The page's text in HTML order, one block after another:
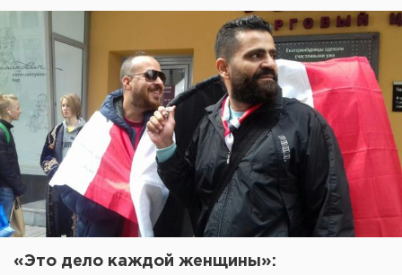
«Это дело каждой женщины»: